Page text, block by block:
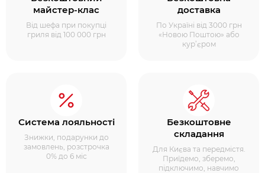
майстер-клас
Від шефа при покупці
гриля від 100 000 грн
доставка
По Україні від 3000 грн
«Новою Поштою» або
кур’єром
Система лояльності
Знижки, подарунки до
замовлень, розстрочка
0% до 6 міс
Безкоштовне
складання
Для Києва та передмістя.
Приїдемо, зберемо,
підключимо, навчимо